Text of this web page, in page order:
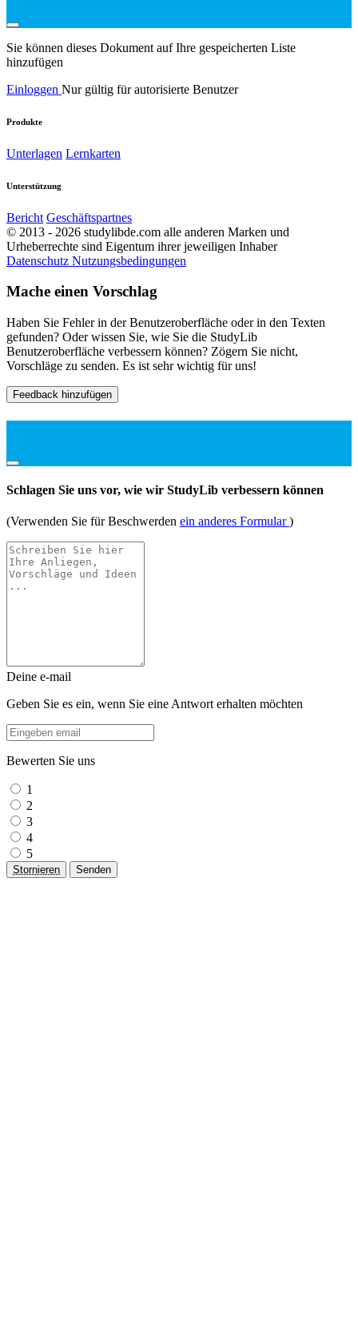
Sie können dieses Dokument auf Ihre gespeicherten Liste
hinzufügen
Einloggen Nur gültig für autorisierte Benutzer
Produkte
Unterlagen Lernkarten
Unterstützung
Bericht Geschäftspartnes
© 2013 - 2026 studylibde.com alle anderen Marken und
Urheberrechte sind Eigentum ihrer jeweiligen Inhaber
Datenschutz Nutzungsbedingungen
Mache einen Vorschlag
Haben Sie Fehler in der Benutzeroberfläche oder in den Texten
gefunden? Oder wissen Sie, wie Sie die StudyLib
Benutzeroberfläche verbessern können? Zögern Sie nicht,
Vorschläge zu senden. Es ist sehr wichtig für uns!
Feedback hinzufügen
Schlagen Sie uns vor, wie wir StudyLib verbessern können
(Verwenden Sie für Beschwerden ein anderes Formular)
Deine e-mail
Geben Sie es ein, wenn Sie eine Antwort erhalten möchten
Bewerten Sie uns
1
2
3
4
5
Stornieren Senden